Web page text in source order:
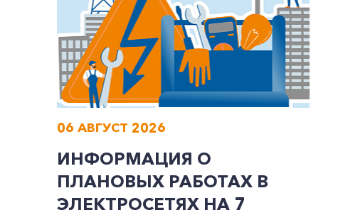
06 АВГУСТ 2026
ИНФОРМАЦИЯ О
ПЛАНОВЫХ РАБОТАХ В
ЭЛЕКТРОСЕТЯХ НА 7